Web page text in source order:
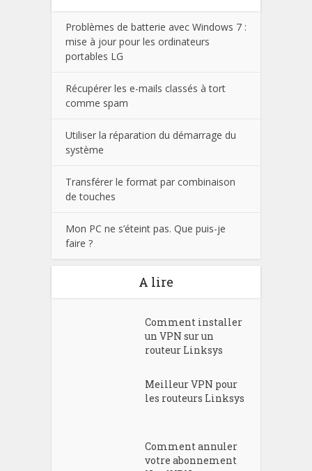
Problèmes de batterie avec Windows 7 :
mise à jour pour les ordinateurs
portables LG
Récupérer les e-mails classés à tort
comme spam
Utiliser la réparation du démarrage du
système
Transférer le format par combinaison
de touches
Mon PC ne s’éteint pas. Que puis-je
faire ?
A lire
Comment installer
un VPN sur un
routeur Linksys
Meilleur VPN pour
les routeurs Linksys
Comment annuler
votre abonnement